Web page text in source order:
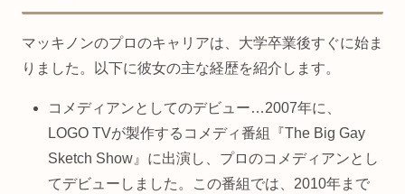
マッキノンのプロのキャリアは、大学卒業後すぐに始ま
りました。以下に彼女の主な経歴を紹介します。
コメディアンとしてのデビュー…2007年に、
LOGO TVが製作するコメディ番組『The Big Gay
Sketch Show』に出演し、プロのコメディアンとし
てデビューしました。この番組では、2010年まで